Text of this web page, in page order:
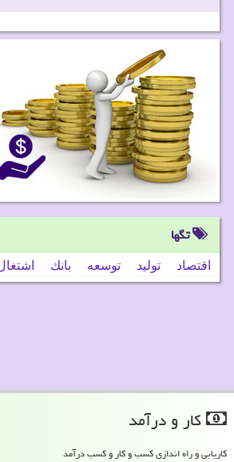
تگها
اقتصاد تولید توسعه بانك
كار و درآمد
کاریابی و راه اندازی کسب و کار و کسب درآمد